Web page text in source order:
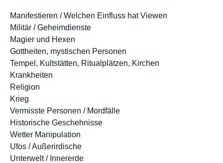
Manifestieren / Welchen Einfluss hat Viewen
Militär / Geheimdienste
Magier und Hexen
Gottheiten, mystischen Personen
Tempel, Kultstätten, Ritualplätzen, Kirchen
Krankheiten
Religion
Krieg
Vermisste Personen / Mordfälle
Historische Geschehnisse
Wetter Manipulation
Ufos / Außerirdische
Unterwelt / Innererde